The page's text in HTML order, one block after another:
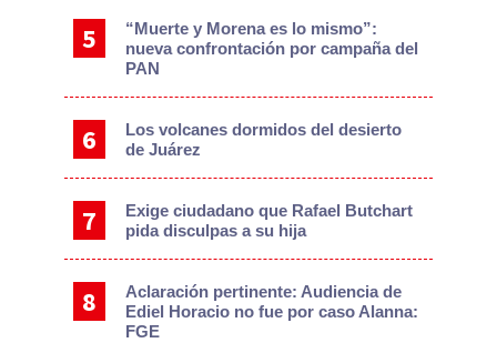
“Muerte y Morena es lo mismo”:
nueva confrontación por campaña del
PAN
Los volcanes dormidos del desierto
de Juárez
Exige ciudadano que Rafael Butchart
pida disculpas a su hija
Aclaración pertinente: Audiencia de
Ediel Horacio no fue por caso Alanna:
FGE